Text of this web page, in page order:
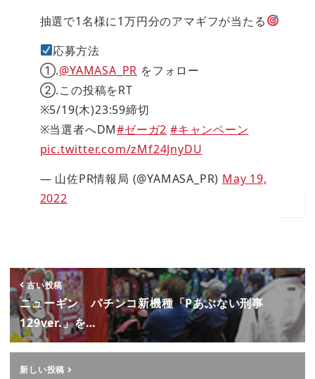
抽選で1名様に1万円分のアマギフが当たる
応募方法
①.@YAMASA_PR をフォロー
②.この投稿をRT
※5/19(木)23:59締切
※当選者へDM#ゼーガ2 #キャンペーン
pic.twitter.com/zMf24JnyDU
— 山佐PR情報局 (@YAMASA_PR) May 19,
2022
古い投稿
ニューギン パチンコ新機種「Pあぶない刑事
129ver.」を…
新しい投稿